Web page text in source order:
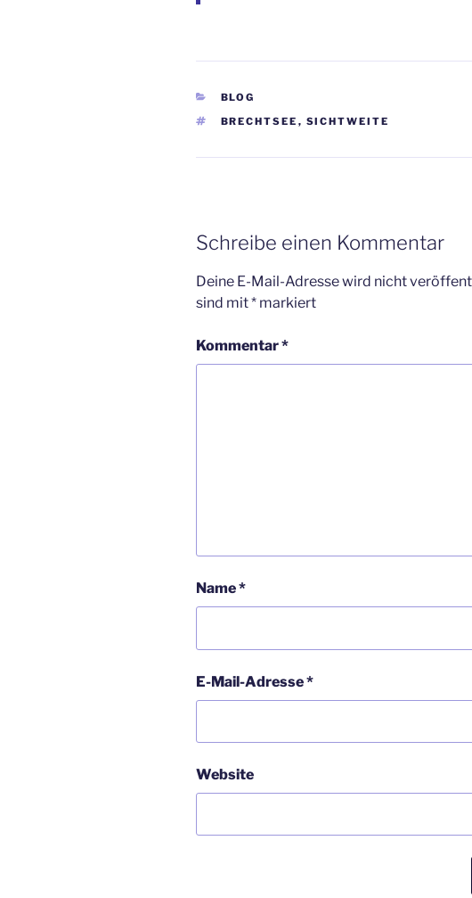
KATEGORIEN
BLOG
SCHLAGWÖRTER
BRECHTSEE , SICHTWEITE
Schreibe einen Kommentar
Deine E-Mail-Adresse wird nicht
sind mit* markiert
Kommentar*
Name*
E-Mail-Adresse*
Website